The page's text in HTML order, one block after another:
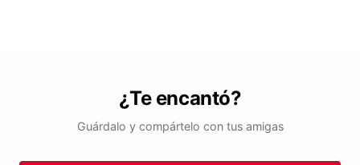
¿Te encantó?
Guárdalo y compártelo con tus amigas